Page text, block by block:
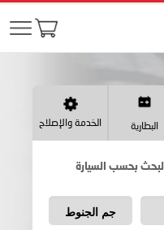
البطارية الخدمة والإصلاح
البحث بحسب السيارة
جم الجنوط